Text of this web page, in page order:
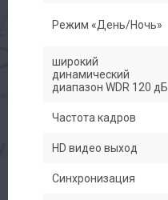
Режим «День/Ночь»
широкий
динамический
диапазон WDR 120 дБ
Частота кадров
HD видео выход
Синхронизация